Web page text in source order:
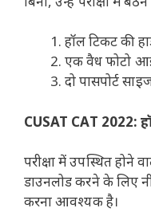
हॉल टिकट की
एक वैध फोटो
दो पासपोर्ट
CUSAT CAT 2022:
परीक्षा में उपस्थित होने
डाउनलोड करने के लिए
करना आवश्यक है।